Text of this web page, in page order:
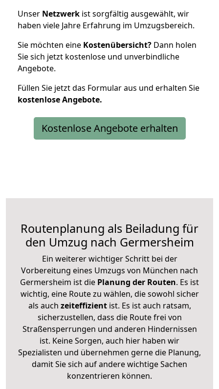
Unser Netzwerk ist sorgfältig ausgewählt, wir
haben viele Jahre Erfahrung im Umzugsbereich.
Sie möchten eine Kostenübersicht? Dann holen
Sie sich jetzt kostenlose und unverbindliche
Angebote.
Füllen Sie jetzt das Formular aus und erhalten Sie
kostenloseAngebote.
Kostenlose Angebote erhalten
Routenplanung als Beiladung für
den Umzug nach Germersheim
Ein weiterer wichtiger Schritt bei der
Vorbereitung eines Umzugs von München nach
Germersheim ist die Planung der Routen. Es ist
wichtig, eine Route zu wählen, die sowohl sicher
als auch zeiteffizientist. Es ist auch ratsam,
sicherzustellen, dass die Route frei von
Straßensperrungen und anderen Hindernissen
ist. Keine Sorgen, auch hier haben wir
Spezialisten und übernehmen gerne die Planung,
damit Sie sich auf andere wichtige Sachen
konzentrieren können.